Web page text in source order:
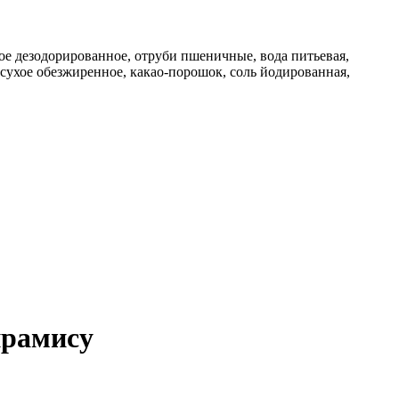
дезодорированное, отруби пшеничные, вода питьевая,
обезжиренное, какао-порошок, соль йодированная,